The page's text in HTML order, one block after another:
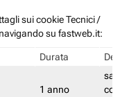
sui cookie Tecnici /
su fastweb.it:
Durata
1 anno
salva